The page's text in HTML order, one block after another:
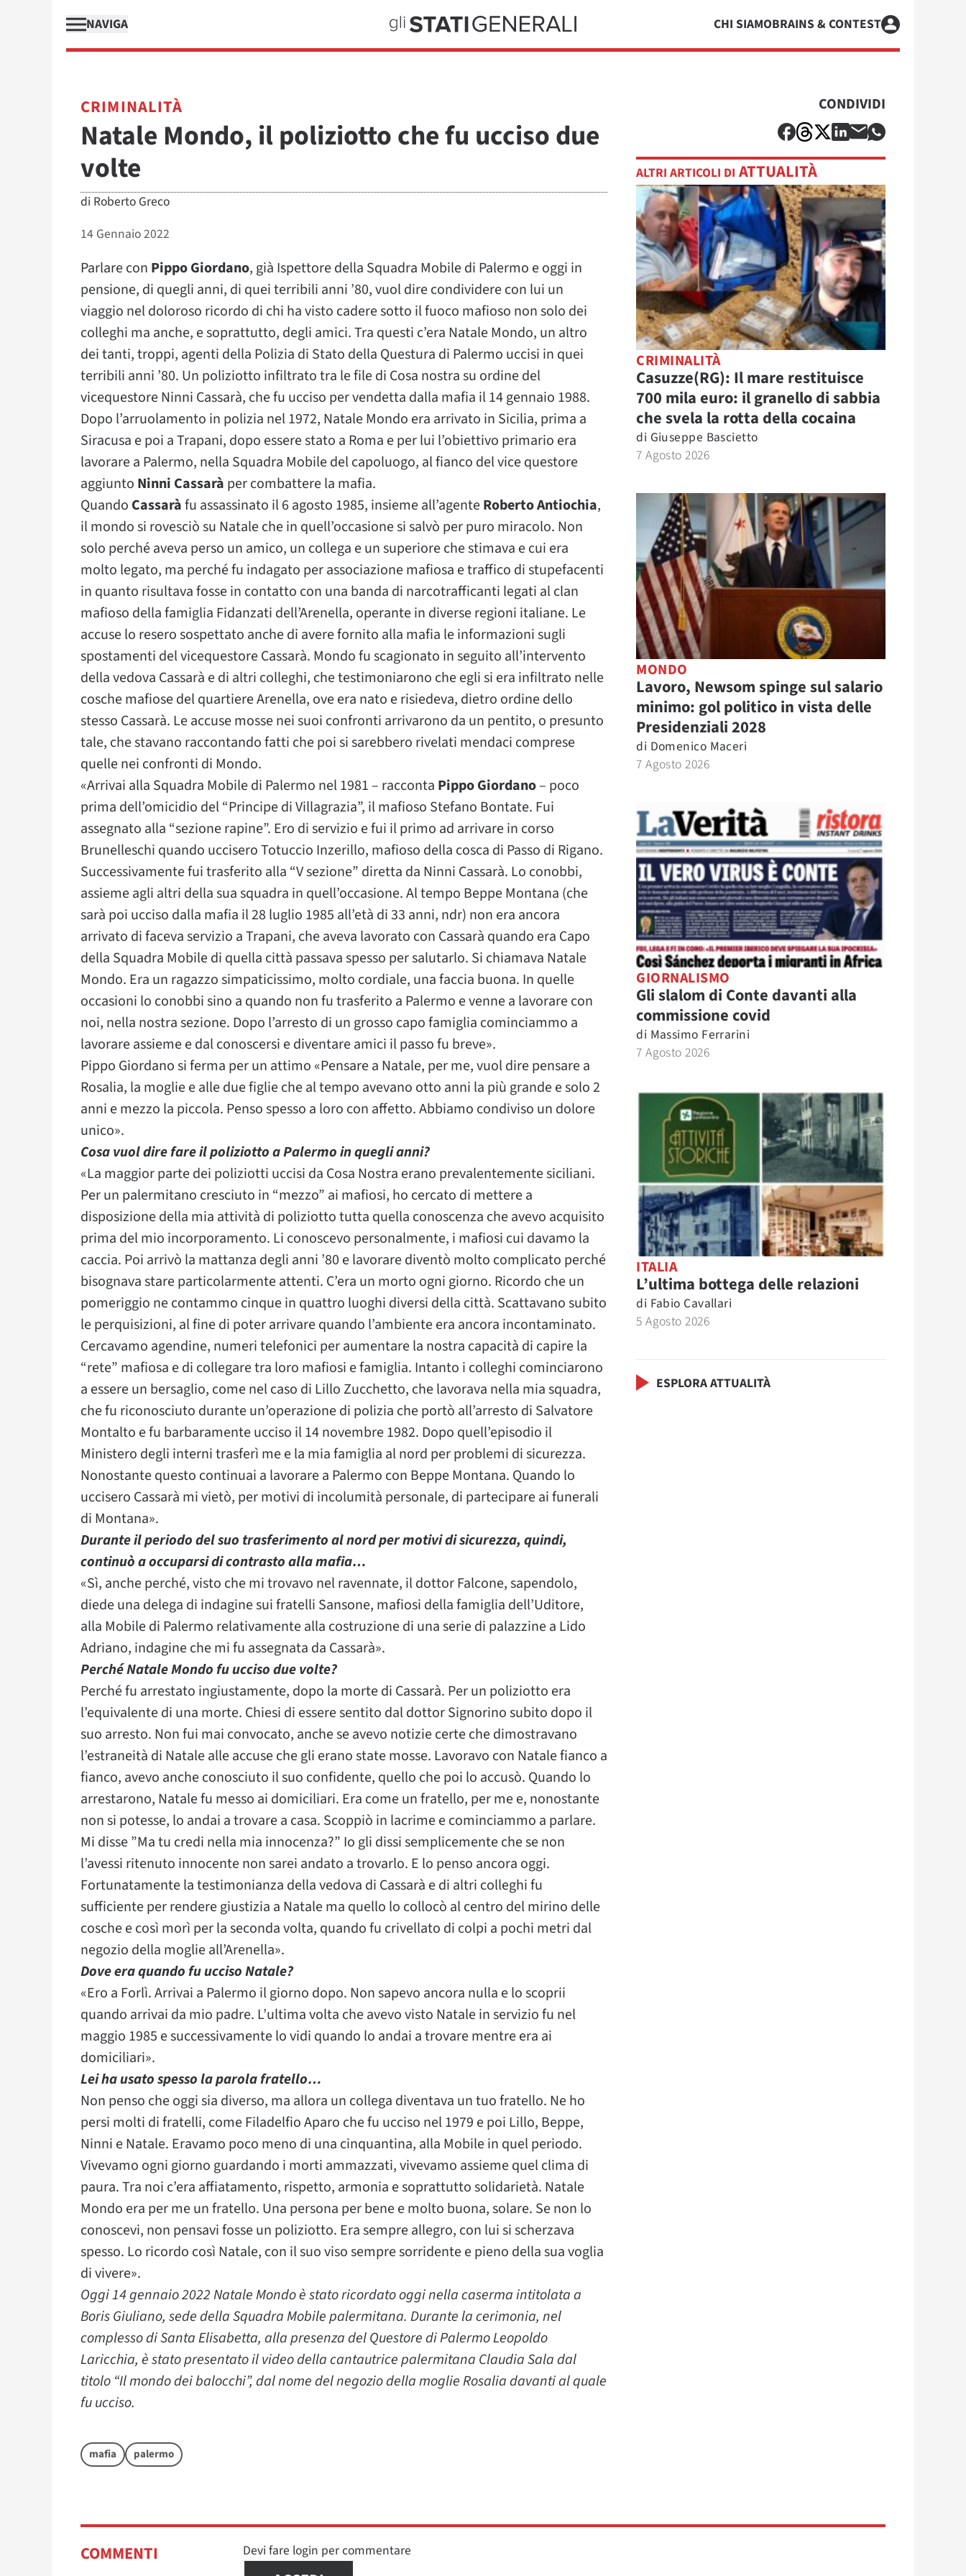
NAVIGA CHI SIAMOBRAINS & CONTEST
CRIMINALITÀ
Natale Mondo, il poliziotto che fu ucciso due
volte
di Roberto Greco
14 Gennaio 2022
Parlare con Pippo Giordano, già Ispettore della Squadra Mobile di Palermo e oggi in
pensione, di quegli anni, di quei terribili anni ’80, vuol dire condividere con lui un
viaggio nel doloroso ricordo di chi ha visto cadere sotto il fuoco mafioso non solo dei
colleghi ma anche, e soprattutto, degli amici. Tra questi c’era Natale Mondo, un altro
dei tanti, troppi, agenti della Polizia di Stato della Questura di Palermo uccisi in quei
terribili anni ’80. Un poliziotto infiltrato tra le file di Cosa nostra su ordine del
vicequestore Ninni Cassarà, che fu ucciso per vendetta dalla mafia il 14 gennaio 1988.
Dopo l’arruolamento in polizia nel 1972, Natale Mondo era arrivato in Sicilia, prima a
Siracusa e poi a Trapani, dopo essere stato a Roma e per lui l’obiettivo primario era
lavorare a Palermo, nella Squadra Mobile del capoluogo, al fianco del vice questore
aggiunto Ninni Cassarà per combattere la mafia.
Quando Cassaràfu assassinato il 6 agosto 1985, insieme all’agenteRoberto Antiochia,
il mondo si rovesciò su Natale che in quell’occasione si salvò per puro miracolo. Non
solo perché aveva perso un amico, un collega e un superiore che stimava e cui era
molto legato, ma perché fu indagato per associazione mafiosa e traffico di stupefacenti
in quanto risultava fosse in contatto con una banda di narcotrafficanti legati al clan
mafioso della famiglia Fidanzati dell’Arenella, operante in diverse regioni italiane. Le
accuse lo resero sospettato anche di avere fornito alla mafia le informazioni sugli
spostamenti del vicequestore Cassarà. Mondo fu scagionato in seguito all’intervento
della vedova Cassarà e di altri colleghi, che testimoniarono che egli si era infiltrato nelle
cosche mafiose del quartiere Arenella, ove era nato e risiedeva, dietro ordine dello
stesso Cassarà. Le accuse mosse nei suoi confronti arrivarono da un pentito, o presunto
tale, che stavano raccontando fatti che poi si sarebbero rivelati mendaci comprese
quelle nei confronti di Mondo.
«Arrivai alla Squadra Mobile di Palermo nel 1981 – racconta Pippo Giordano– poco
prima dell’omicidio del “Principe di Villagrazia”, il mafioso Stefano Bontate. Fui
assegnato alla “sezione rapine”. Ero di servizio e fui il primo ad arrivare in corso
Brunelleschi quando uccisero Totuccio Inzerillo, mafioso della cosca di Passo di Rigano.
Successivamente fui trasferito alla “V sezione” diretta da Ninni Cassarà. Lo conobbi,
assieme agli altri della sua squadra in quell’occasione. Al tempo Beppe Montana (che
sarà poi ucciso dalla mafia il 28 luglio 1985 all’età di 33 anni, ndr) non era ancora
arrivato di faceva servizio a Trapani, che aveva lavorato con Cassarà quando era Capo
della Squadra Mobile di quella città passava spesso per salutarlo. Si chiamava Natale
Mondo. Era un ragazzo simpaticissimo, molto cordiale, una faccia buona. In quelle
occasioni lo conobbi sino a quando non fu trasferito a Palermo e venne a lavorare con
noi, nella nostra sezione. Dopo l’arresto di un grosso capo famiglia cominciammo a
lavorare assieme e dal conoscersi e diventare amici il passo fu breve».
Pippo Giordano si ferma per un attimo «Pensare a Natale, per me, vuol dire pensare a
Rosalia, la moglie e alle due figlie che al tempo avevano otto anni la più grande e solo 2
anni e mezzo la piccola. Penso spesso a loro con affetto. Abbiamo condiviso un dolore
unico».
Cosa vuol dire fare il poliziotto a Palermo in quegli anni?
«La maggior parte dei poliziotti uccisi da Cosa Nostra erano prevalentemente siciliani.
Per un palermitano cresciuto in “mezzo” ai mafiosi, ho cercato di mettere a
disposizione della mia attività di poliziotto tutta quella conoscenza che avevo acquisito
prima del mio incorporamento. Li conoscevo personalmente, i mafiosi cui davamo la
caccia. Poi arrivò la mattanza degli anni ’80 e lavorare diventò molto complicato perché
bisognava stare particolarmente attenti. C’era un morto ogni giorno. Ricordo che un
pomeriggio ne contammo cinque in quattro luoghi diversi della città. Scattavano subito
le perquisizioni, al fine di poter arrivare quando l’ambiente era ancora incontaminato.
Cercavamo agendine, numeri telefonici per aumentare la nostra capacità di capire la
“rete” mafiosa e di collegare tra loro mafiosi e famiglia. Intanto i colleghi cominciarono
a essere un bersaglio, come nel caso di Lillo Zucchetto, che lavorava nella mia squadra,
che fu riconosciuto durante un’operazione di polizia che portò all’arresto di Salvatore
Montalto e fu barbaramente ucciso il 14 novembre 1982. Dopo quell’episodio il
Ministero degli interni trasferì me e la mia famiglia al nord per problemi di sicurezza.
Nonostante questo continuai a lavorare a Palermo con Beppe Montana. Quando lo
uccisero Cassarà mi vietò, per motivi di incolumità personale, di partecipare ai funerali
di Montana».
Durante il periodo del suo trasferimento al nord per motivi di sicurezza, quindi,
continuò a occuparsi di contrasto alla mafia…
«Sì, anche perché, visto che mi trovavo nel ravennate, il dottor Falcone, sapendolo,
diede una delega di indagine sui fratelli Sansone, mafiosi della famiglia dell’Uditore,
alla Mobile di Palermo relativamente alla costruzione di una serie di palazzine a Lido
Adriano, indagine che mi fu assegnata da Cassarà».
Perché Natale Mondo fu ucciso due volte?
Perché fu arrestato ingiustamente, dopo la morte di Cassarà. Per un poliziotto era
l’equivalente di una morte. Chiesi di essere sentito dal dottor Signorino subito dopo il
suo arresto. Non fui mai convocato, anche se avevo notizie certe che dimostravano
l’estraneità di Natale alle accuse che gli erano state mosse. Lavoravo con Natale fianco a
fianco, avevo anche conosciuto il suo confidente, quello che poi lo accusò. Quando lo
arrestarono, Natale fu messo ai domiciliari. Era come un fratello, per me e, nonostante
non si potesse, lo andai a trovare a casa. Scoppiò in lacrime e cominciammo a parlare.
Mi disse ”Ma tu credi nella mia innocenza?” Io gli dissi semplicemente che se non
l’avessi ritenuto innocente non sarei andato a trovarlo. E lo penso ancora oggi.
Fortunatamente la testimonianza della vedova di Cassarà e di altri colleghi fu
sufficiente per rendere giustizia a Natale ma quello lo collocò al centro del mirino delle
cosche e così morì per la seconda volta, quando fu crivellato di colpi a pochi metri dal
negozio della moglie all’Arenella».
Dove era quando fu ucciso Natale?
«Ero a Forlì. Arrivai a Palermo il giorno dopo. Non sapevo ancora nulla e lo scoprii
quando arrivai da mio padre. L’ultima volta che avevo visto Natale in servizio fu nel
maggio 1985 e successivamente lo vidi quando lo andai a trovare mentre era ai
domiciliari».
Lei ha usato spesso la parola fratello…
Non penso che oggi sia diverso, ma allora un collega diventava un tuo fratello. Ne ho
persi molti di fratelli, come Filadelfio Aparo che fu ucciso nel 1979 e poi Lillo, Beppe,
Ninni e Natale. Eravamo poco meno di una cinquantina, alla Mobile in quel periodo.
Vivevamo ogni giorno guardando i morti ammazzati, vivevamo assieme quel clima di
paura. Tra noi c’era affiatamento, rispetto, armonia e soprattutto solidarietà. Natale
Mondo era per me un fratello. Una persona per bene e molto buona, solare. Se non lo
conoscevi, non pensavi fosse un poliziotto. Era sempre allegro, con lui si scherzava
spesso. Lo ricordo così Natale, con il suo viso sempre sorridente e pieno della sua voglia
di vivere».
Oggi 14 gennaio 2022 Natale Mondo è stato ricordato oggi nella caserma intitolata a
Boris Giuliano, sede della Squadra Mobile palermitana. Durante la cerimonia, nel
complesso di Santa Elisabetta, alla presenza del Questore di Palermo Leopoldo
Laricchia, è stato presentato il video della cantautrice palermitana Claudia Sala dal
titolo “Il mondo dei balocchi”, dal nome del negozio della moglie Rosalia davanti al quale
fu ucciso.
mafia palermo
CONDIVIDI
ALTRI ARTICOLI DI ATTUALITÀ
CRIMINALITÀ
Casuzze(RG): Il mare restituisce
700 mila euro: il granello di sabbia
che svela la rotta della cocaina
di Giuseppe Bascietto
7 Agosto 2026
MONDO
Lavoro, Newsom spinge sul salario
minimo: gol politico in vista delle
Presidenziali 2028
di Domenico Maceri
7 Agosto 2026
GIORNALISMO
Gli slalom di Conte davanti alla
commissione covid
di Massimo Ferrarini
7 Agosto 2026
ITALIA
L’ultima bottega delle relazioni
di Fabio Cavallari
5 Agosto 2026
ESPLORA ATTUALITÀ
COMMENTI Devi fare login per commentare